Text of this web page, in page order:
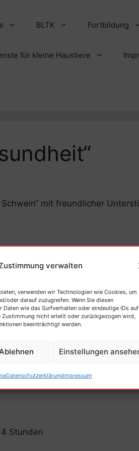
verwalten
verwenden wir Technologien wie Cookies, um
oder darauf zuzugreifen. Wenn Sie diesen
wie das Surfverhalten oder eindeutige IDs auf
Zustimmung nicht erteilt oder zurückgezogen wird,
beeinträchtigt werden.
Einstellungen
DatenschutzerklärungImpressum
BLTK Fortbildung
für kleine Haustiere
mit freundlicher
(& Eber)
Sau (& Eber)
ESPHM
4 Stunden